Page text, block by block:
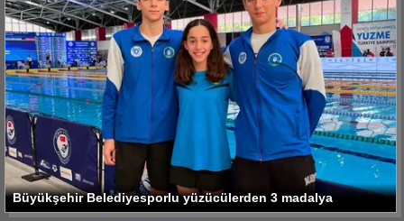
Büyükşehir Belediyesporlu yüzücülerden 3 madalya